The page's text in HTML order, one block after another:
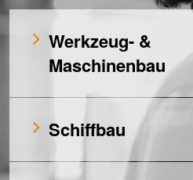
Werkzeug- &
Maschinenbau
Schiffbau